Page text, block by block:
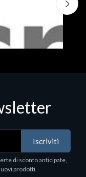
Iscriviti
di sconto anticipate,
prodotti.